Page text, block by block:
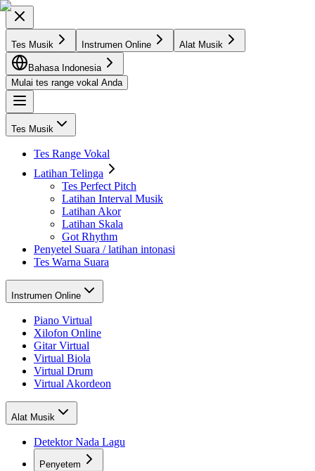
Tes Musik Instrumen Online Alat Musik
Bahasa Indonesia
Mulai tes range vokal Anda
Tes Musik
Tes Range Vokal
Latihan Telinga
Tes Perfect Pitch
Latihan Interval Musik
Latihan Akor
Latihan Skala
Got Rhythm
Penyetel Suara / latihan intonasi
Tes Warna Suara
Instrumen Online
Piano Virtual
Xilofon Online
Gitar Virtual
Virtual Biola
Virtual Drum
Virtual Akordeon
Alat Musik
Detektor Nada Lagu
Penyetem